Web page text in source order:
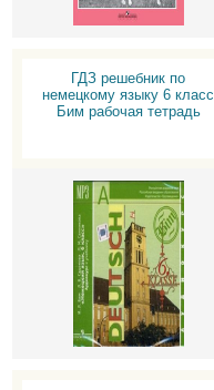
ГДЗ решебник по
немецкому языку 6 класс
Бим рабочая тетрадь